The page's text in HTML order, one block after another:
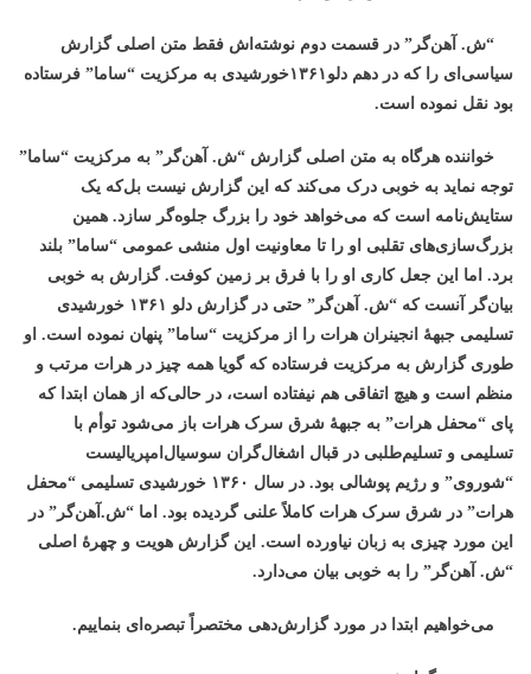
“ش. آهن‌گر” در قسمت دوم نوشته‌اش فقط متن اصلی گزارش
سیاسی‌ای را که در دهم دلو۱۳۶۱خورشیدی به مرکزیت “ساما” فرستاده
بود نقل نموده است.
خواننده هرگاه به متن اصلی گزارش “ش. آهن‌گر” به مرکزیت “ساما”
توجه نماید به خوبی درک می‌کند که این گزارش نیست بل‌که یک
ستایش‌نامه است که می‌خواهد خود را بزرگ جلوه‌گر سازد. همین
بزرگ‌سازی‌های تقلبی او را تا معاونیت اول منشی عمومی “ساما” بلند
برد. اما این جعل کاری او را با فرق بر زمین کوفت. گزارش به خوبی
بیان‌گر آنست که “ش. آهن‌گر” حتی در گزارش دلو ۱۳۶۱ خورشیدی
تسلیمی جبهۀ انجینران هرات را از مرکزیت “ساما” پنهان نموده است. او
طوری گزارش به مرکزیت فرستاده که گویا همه چیز در هرات مرتب و
منظم است و هیچ اتفاقی هم نیفتاده است، در حالی‌که از همان ابتدا که
پای “محفل هرات” به جبهۀ شرق سرک هرات باز می‌شود توأم با
تسلیمی و تسلیم‌طلبی در قبال اشغال‌گران سوسیال‌امپریالیست
“شوروی”
و رژیم پوشالی بود. در سال ۱۳۶۰ خورشیدی تسلیمی “محفل
هرات” در شرق سرک هرات کاملاً علنی گردیده بود. اما “ش.آهن‌گر” در
این مورد چیزی به زبان نیاورده است. این گزارش هویت و چهرۀ اصلی
“ش. آهن‌گر” را به خوبی بیان می‌دارد.
می‌خواهیم ابتدا در مورد گزارش‌دهی مختصراً تبصره‌ای بنماییم.